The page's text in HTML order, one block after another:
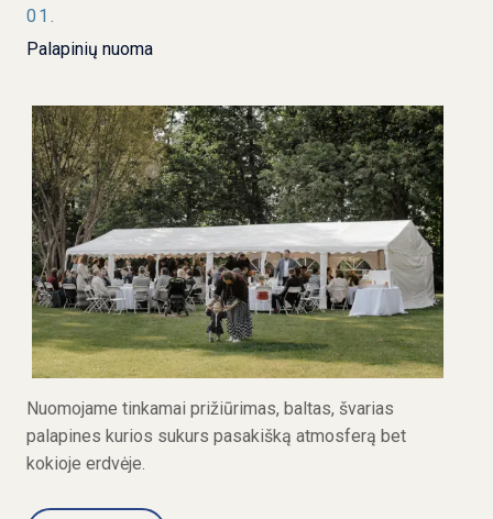
01.
Palapinių nuoma
Nuomojame tinkamai prižiūrimas, baltas, švarias
palapines kurios sukurs pasakišką atmosferą bet
kokioje erdvėje.